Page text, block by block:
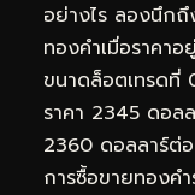
อย่างไร ลองนึก
ทองคำเมื่อราคา
ขนาดล็อตเทรดที่
ราคา 2345 ดอล
2360 ดอลลาร์ต่
การซื้อขายทอง